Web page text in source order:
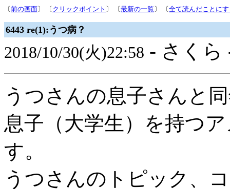
〔前の画面〕 〔 クリックポイント 〕 〔最新の一覧 〕 〔全て読んだことに
6443 re(1):うつ病？
2018/10/30(火)22:58 - さく
うつさんの息子さんと
息子（大学生）を持つ
す。
うつさんのトピック、